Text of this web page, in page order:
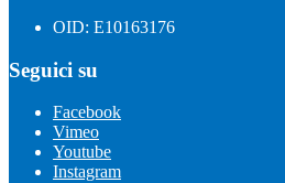
OID: E10163176
Seguici su
Facebook
Vimeo
Youtube
Instagram